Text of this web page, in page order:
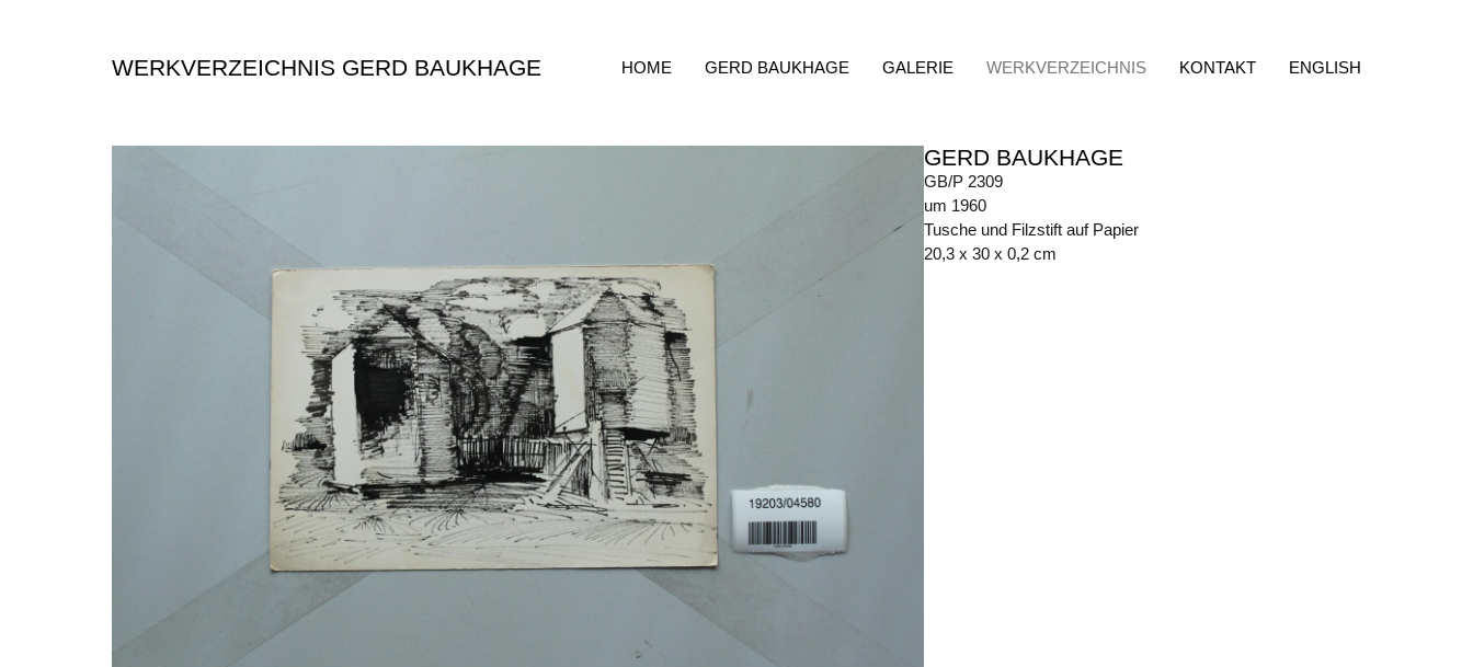
WERKVERZEICHNIS GERD BAUKHAGE HOME GERD BAUKHAGE GALERIE WERKVERZEICHNIS KONTAKT ENGLISH
GERD BAUKHAGE
GB/P 2309
um 1960
Tusche und Filzstift auf Papier
20,3 x 30 x 0,2 cm